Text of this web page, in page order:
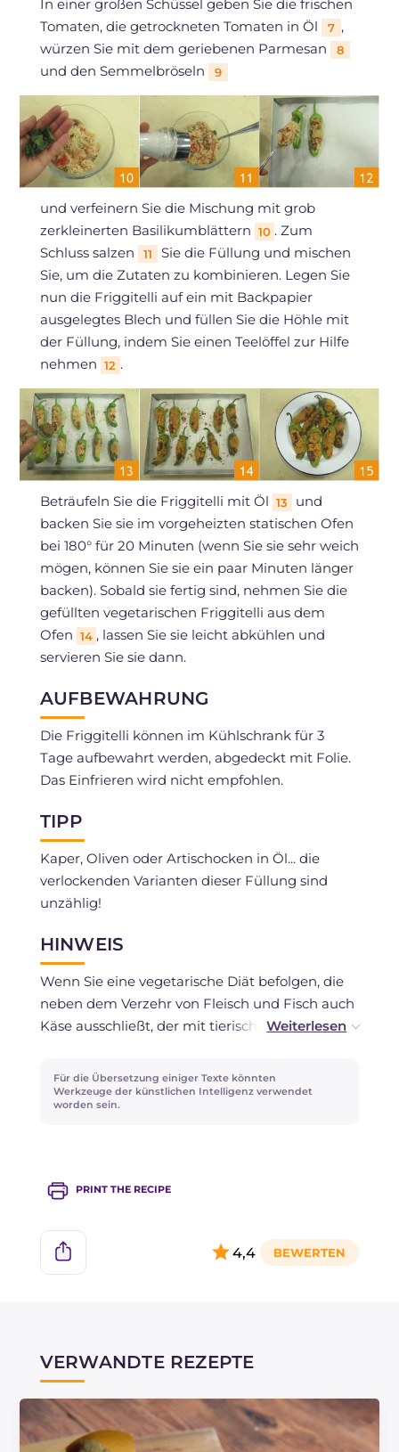
In einer großen Schüssel geben Sie die frischen
Tomaten, die getrockneten Tomaten in Öl
7 ,
würzen Sie mit dem geriebenen Parmesan
8
und den Semmelbröseln 9
und verfeinern Sie die Mischung mit grob
zerkleinerten Basilikumblättern 10 . Zum
Schluss salzen
11
Sie die Füllung und mischen
Sie, um die Zutaten zu kombinieren. Legen Sie
nun die Friggitelli auf ein mit Backpapier
ausgelegtes Blech und füllen Sie die Höhle mit
der Füllung, indem Sie einen Teelöffel zur Hilfe
nehmen 12 .
Beträufeln Sie die Friggitelli mit Öl 13
und
backen Sie sie im vorgeheizten statischen Ofen
bei 180° für 20 Minuten (wenn Sie sie sehr weich
mögen, können Sie sie ein paar Minuten länger
backen). Sobald sie fertig sind, nehmen Sie die
gefüllten vegetarischen Friggitelli aus dem
Ofen 14 , lassen Sie sie leicht abkühlen und
servieren Sie sie dann.
AUFBEWAHRUNG
Die Friggitelli können im Kühlschrank für 3
Tage aufbewahrt werden, abgedeckt mit Folie.
Das Einfrieren wird nicht empfohlen.
TIPP
Kaper, Oliven oder Artischocken in Öl... die
verlockenden Varianten dieser Füllung sind
unzählig!
HINWEIS
Wenn Sie eine vegetarische Diät befolgen, die
neben dem Verzehr von Fleisch und Fisch auch
Käse ausschließt, der mit tierischem Lab
einen ähnlichen Käse ersetzen, der mit
pflanzlichem Lab hergestellt wird.
Für die Übersetzung einiger Texte könnten
Werkzeuge der künstlichen Intelligenz verwendet
worden sein.
PRINT THE RECIPE
4,4
VERWANDTE REZEPTE